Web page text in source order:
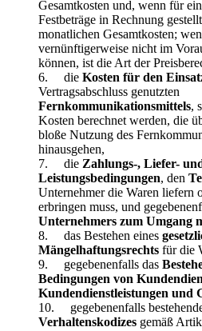
Gesamtkosten und, wenn für
Festbeträge in Rechnung
monatlichen Gesamtkosten;
vernünftigerweise nicht im
können, ist die Art der
6. die Kosten für den
Vertragsabschluss genutzten
Fernkommunikationsmittels,
Kosten berechnet werden, die
bloße Nutzung des
hinausgehen,
7. die Zahlungs-, Liefer-
Leistungsbedingungen, den
Unternehmer die Waren liefern
erbringen muss, und
Unternehmers zum Umgang
8. das Bestehen eines
Mängelhaftungsrechts für die
9. gegebenenfalls das
Bedingungen von
Kundendienstleistungen und
10. gegebenenfalls
Verhaltenskodizes gemäß